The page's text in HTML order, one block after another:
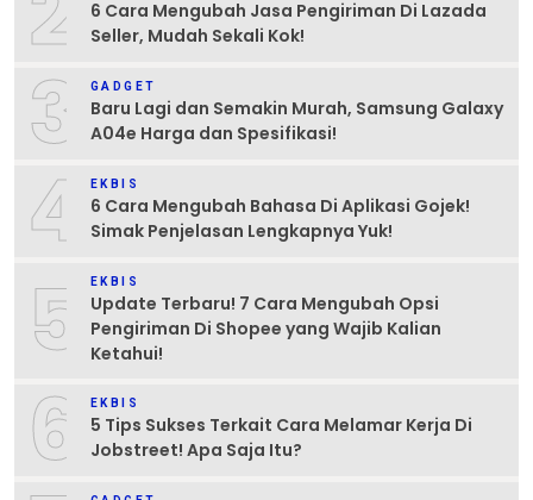
6 Cara Mengubah Jasa Pengiriman Di Lazada
Seller, Mudah Sekali Kok!
3 GADGET
Baru Lagi dan Semakin Murah, Samsung Galaxy
A04e Harga dan Spesifikasi!
4 EKBIS
6 Cara Mengubah Bahasa Di Aplikasi Gojek!
Simak Penjelasan Lengkapnya Yuk!
5 EKBIS
Update Terbaru! 7 Cara Mengubah Opsi
Pengiriman Di Shopee yang Wajib Kalian
Ketahui!
6 EKBIS
5 Tips Sukses Terkait Cara Melamar Kerja Di
Jobstreet! Apa Saja Itu?